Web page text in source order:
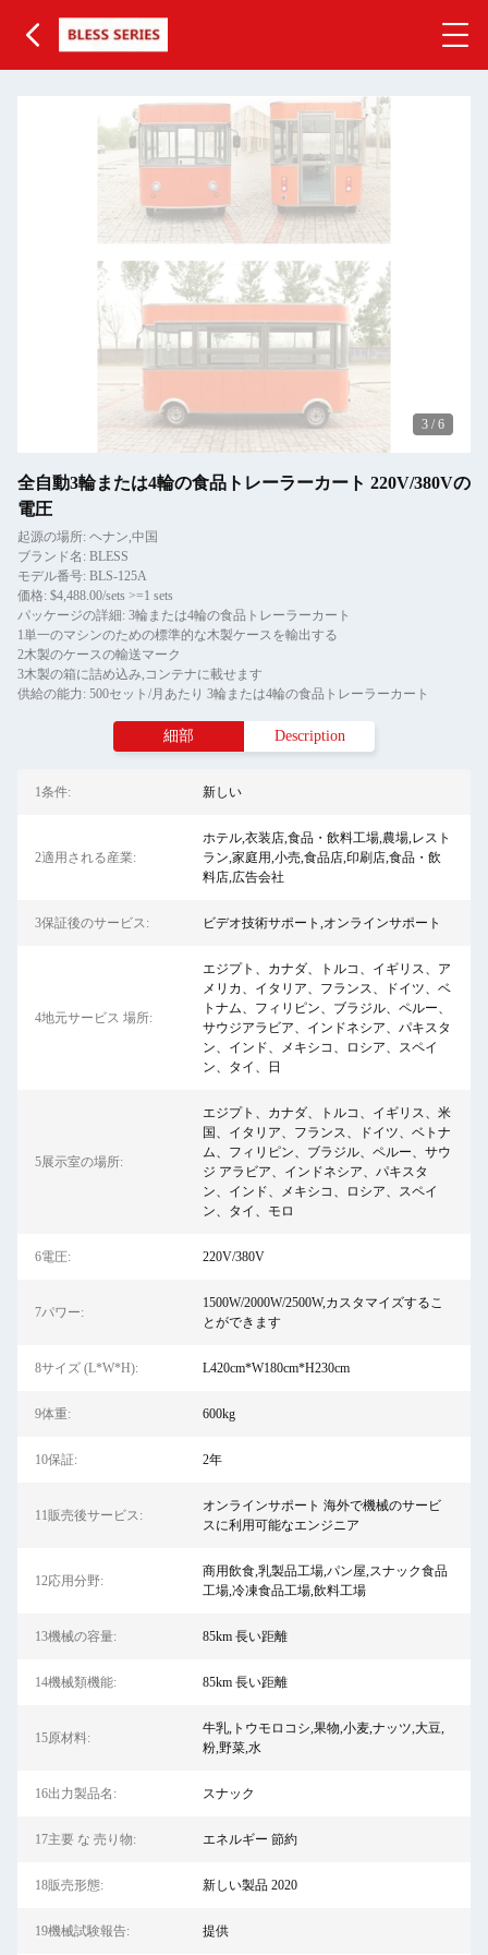
3 / 6
全自動3輪または4輪の食品トレーラーカート 220V/380Vの
電圧
起源の場所: ヘナン,中国
ブランド名: BLESS
モデル番号: BLS-125A
価格: $4,488.00/sets >=1 sets
パッケージの詳細: 3輪または4輪の食品トレーラーカート
1単一のマシンのための標準的な木製ケースを輸出する
2木製のケースの輸送マーク
3木製の箱に詰め込み,コンテナに載せます
供給の能力: 500セット/月あたり 3輪または4輪の食品トレーラーカート
細部 Description
1条件: 新しい
2適用される産業:
ホテル,衣装店,食品・飲料工場,農場,レスト
ラン,家庭用,小売,食品店,印刷店,食品・飲
料店,広告会社
3保証後のサービス: ビデオ技術サポート,オンラインサポート
4地元サービス 場所:
エジプト、カナダ、トルコ、イギリス、ア
メリカ、イタリア、フランス、ドイツ、ベ
トナム、フィリピン、ブラジル、ペルー、
サウジアラビア、インドネシア、パキスタ
ン、インド、メキシコ、ロシア、スペイ
ン、タイ、日
5展示室の場所:
エジプト、カナダ、トルコ、イギリス、米
国、イタリア、フランス、ドイツ、ベトナ
ム、フィリピン、ブラジル、ペルー、サウ
ジ アラビア、インドネシア、パキスタ
ン、インド、メキシコ、ロシア、スペイ
ン、タイ、モロ
6電圧: 220V/380V
7パワー:
1500W/2000W/2500W,カスタマイズするこ
とができます
8サイズ (L*W*H): L420cm*W180cm*H230cm
9体重: 600kg
10保証: 2年
11販売後サービス:
オンラインサポート 海外で機械のサービ
スに利用可能なエンジニア
12応用分野:
商用飲食,乳製品工場,パン屋,スナック食品
工場,冷凍食品工場,飲料工場
13機械の容量: 85km 長い距離
14機械類機能: 85km 長い距離
15原材料:
牛乳,トウモロコシ,果物,小麦,ナッツ,大豆,
粉,野菜,水
16出力製品名: スナック
17主要 な 売り物: エネルギー 節約
18販売形態: 新しい製品 2020
19機械試験報告: 提供